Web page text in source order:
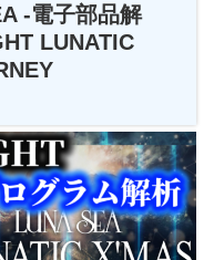
-電子部品解
LUNATIC